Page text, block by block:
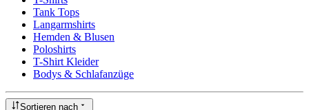
Tank Tops
Langarmshirts
Hemden & Blusen
Poloshirts
T-Shirt Kleider
Bodys & Schlafanzüge
Sortieren nach